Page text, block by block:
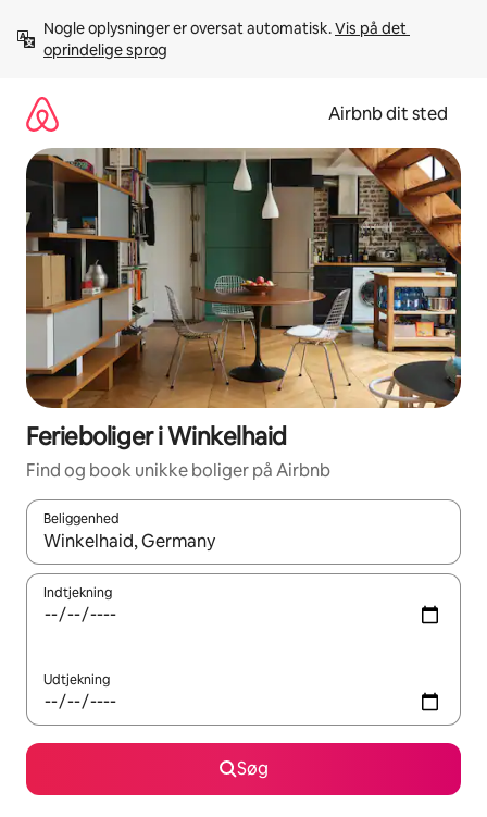
videre
Nogle oplysninger er oversat automatisk. Vis på det
oprindelige sprog
Airbnb dit sted
Ferieboliger i Winkelhaid
Find og book unikke boliger på Airbnb
Beliggenhed
Når resultaterne er tilgængelige, skal du navigere med
Indtjekning
Udtjekning
Søg